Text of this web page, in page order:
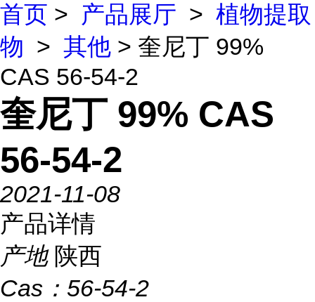
首页 > 产品展厅 > 植物提取
物 > 其他 > 奎尼丁 99%
CAS 56-54-2
奎尼丁 99% CAS
56-54-2
2021-11-08
产品详情
产地 陕西
Cas： 56-54-2